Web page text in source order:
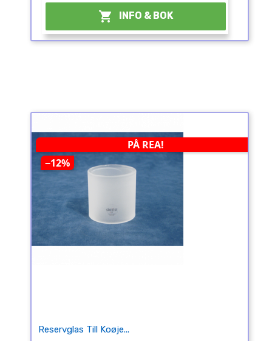
 INFO & BOK
PÅ REA!
−12%
Reservglas Till Koøje...